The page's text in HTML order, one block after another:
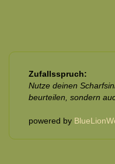
Zufallsspruch:
Nutze deinen
beurteilen, sondern
powered by